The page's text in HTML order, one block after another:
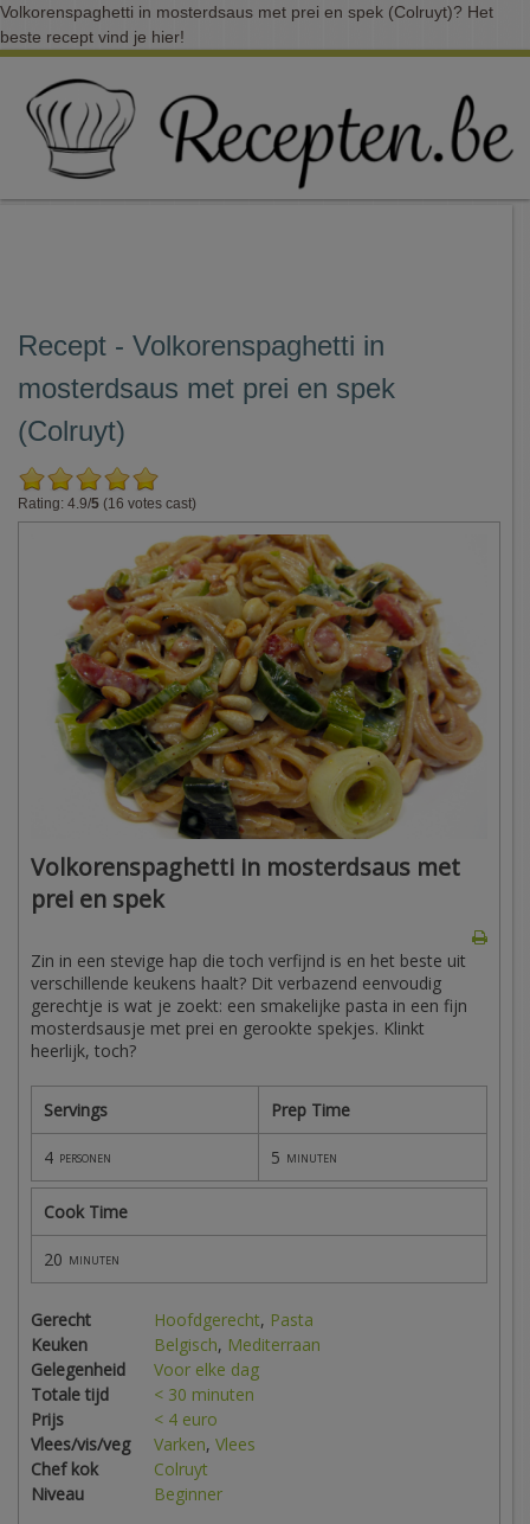
Volkorenspaghetti in mosterdsaus met prei en spek (Colruyt)? Het
beste recept vind je hier!
Recept - Volkorenspaghetti in
mosterdsaus met prei en spek
(Colruyt)
Rating: 4.9/5 (16 votes cast)
Volkorenspaghetti in mosterdsaus met
prei en spek
Zin in een stevige hap die toch verfijnd is en het beste uit
verschillende keukens haalt? Dit verbazend eenvoudig
gerechtje is wat je zoekt: een smakelijke pasta in een fijn
mosterdsausje met prei en gerookte spekjes. Klinkt
heerlijk, toch?
Servings Prep Time
4 personen 5 minuten
Cook Time
20 minuten
Gerecht Hoofdgerecht, Pasta
Keuken
Belgisch, Mediterraan
Gelegenheid
Voor elke dag
Totale tijd
< 30 minuten
Prijs
< 4 euro
Vlees/vis/veg
Varken, Vlees
Chef kok
Colruyt
Niveau
Beginner